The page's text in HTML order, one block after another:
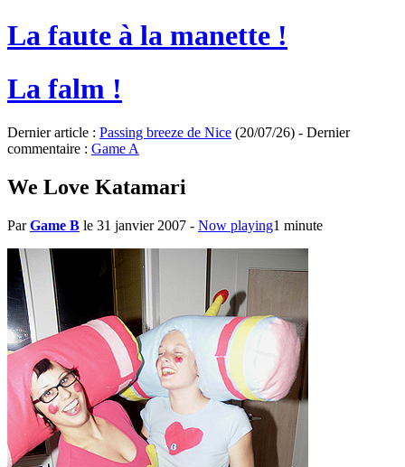
La faute à la manette !
La falm !
Dernier article : Passing breeze de Nice (20/07/26) - Dernier
commentaire : Game A
We Love Katamari
ParGame B le 31 janvier 2007 - Now playing1 minute